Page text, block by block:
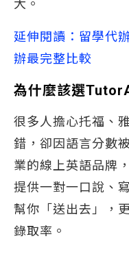
大。
延伸閱讀：留學代
辦最完整比較
為什麼該選
很多人擔心托福、
錯，卻因語言分數
業的線上英語品牌
提供一對一口說、
幫你「送出去」，
錄取率。